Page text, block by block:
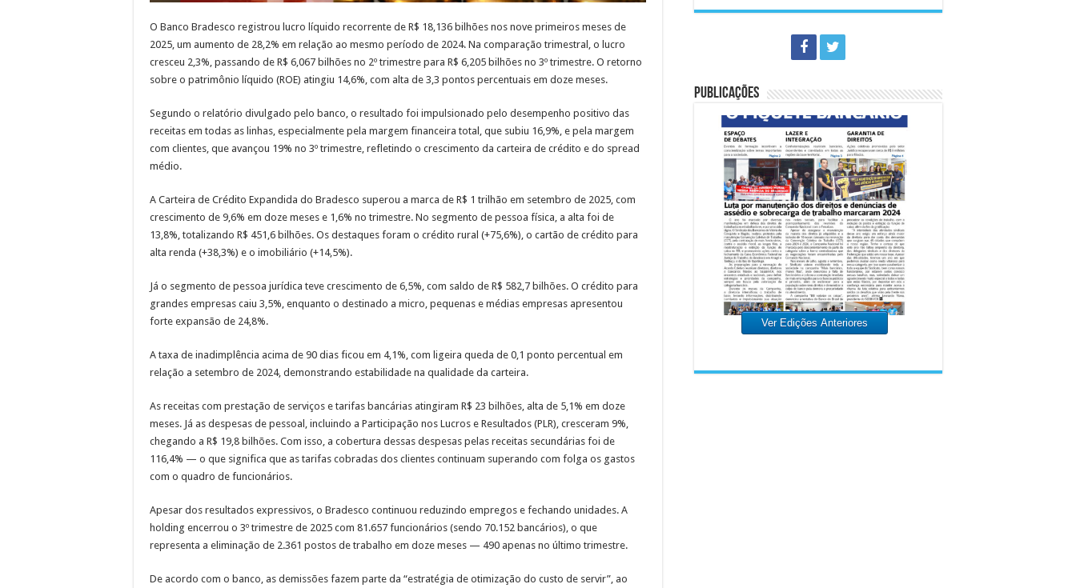
O Banco Bradesco registrou lucro líquido recorrente de R$ 18,136 bilhões nos nove primeiros meses de
2025, um aumento de 28,2% em relação ao mesmo período de 2024. Na comparação trimestral, o lucro
cresceu 2,3%, passando de R$ 6,067 bilhões no 2º trimestre para R$ 6,205 bilhões no 3º trimestre. O retorno
sobre o patrimônio líquido (ROE) atingiu 14,6%, com alta de 3,3 pontos percentuais em doze meses.
Segundo o relatório divulgado pelo banco, o resultado foi impulsionado pelo desempenho positivo das
receitas em todas as linhas, especialmente pela margem financeira total, que subiu 16,9%, e pela margem
com clientes, que avançou 19% no 3º trimestre, refletindo o crescimento da carteira de crédito e do spread
médio.
A Carteira de Crédito Expandida do Bradesco superou a marca de R$ 1 trilhão em setembro de 2025, com
crescimento de 9,6% em doze meses e 1,6% no trimestre. No segmento de pessoa física, a alta foi de
13,8%, totalizando R$ 451,6 bilhões. Os destaques foram o crédito rural (+75,6%), o cartão de crédito para
alta renda (+38,3%) e o imobiliário (+14,5%).
Já o segmento de pessoa jurídica teve crescimento de 6,5%, com saldo de R$ 582,7 bilhões. O crédito para
grandes empresas caiu 3,5%, enquanto o destinado a micro, pequenas e médias empresas apresentou
forte expansão de 24,8%.
A taxa de inadimplência acima de 90 dias ficou em 4,1%, com ligeira queda de 0,1 ponto percentual em
relação a setembro de 2024, demonstrando estabilidade na qualidade da carteira.
As receitas com prestação de serviços e tarifas bancárias atingiram R$ 23 bilhões, alta de 5,1% em doze
meses. Já as despesas de pessoal, incluindo a Participação nos Lucros e Resultados (PLR), cresceram 9%,
chegando a R$ 19,8 bilhões. Com isso, a cobertura dessas despesas pelas receitas secundárias foi de
116,4% — o que significa que as tarifas cobradas dos clientes continuam superando com folga os gastos
com o quadro de funcionários.
Apesar dos resultados expressivos, o Bradesco continuou reduzindo empregos e fechando unidades. A
holding encerrou o 3º trimestre de 2025 com 81.657 funcionários (sendo 70.152 bancários), o que
representa a eliminação de 2.361 postos de trabalho em doze meses — 490 apenas no último trimestre.
De acordo com o banco, as demissões fazem parte da “estratégia de otimização do custo de servir”, ao
PUBLICAÇÕES
Ver Edições Anteriores